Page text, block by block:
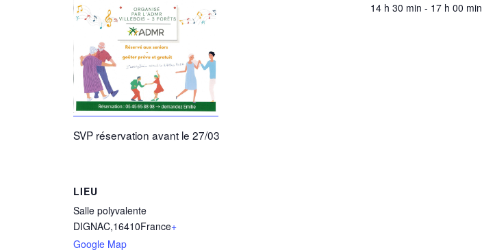
SVP réservation avant le 27/03
14 h 30 min - 17 h 00 min
LIEU
Salle polyvalente
DIGNAC,16410France+
Google Map